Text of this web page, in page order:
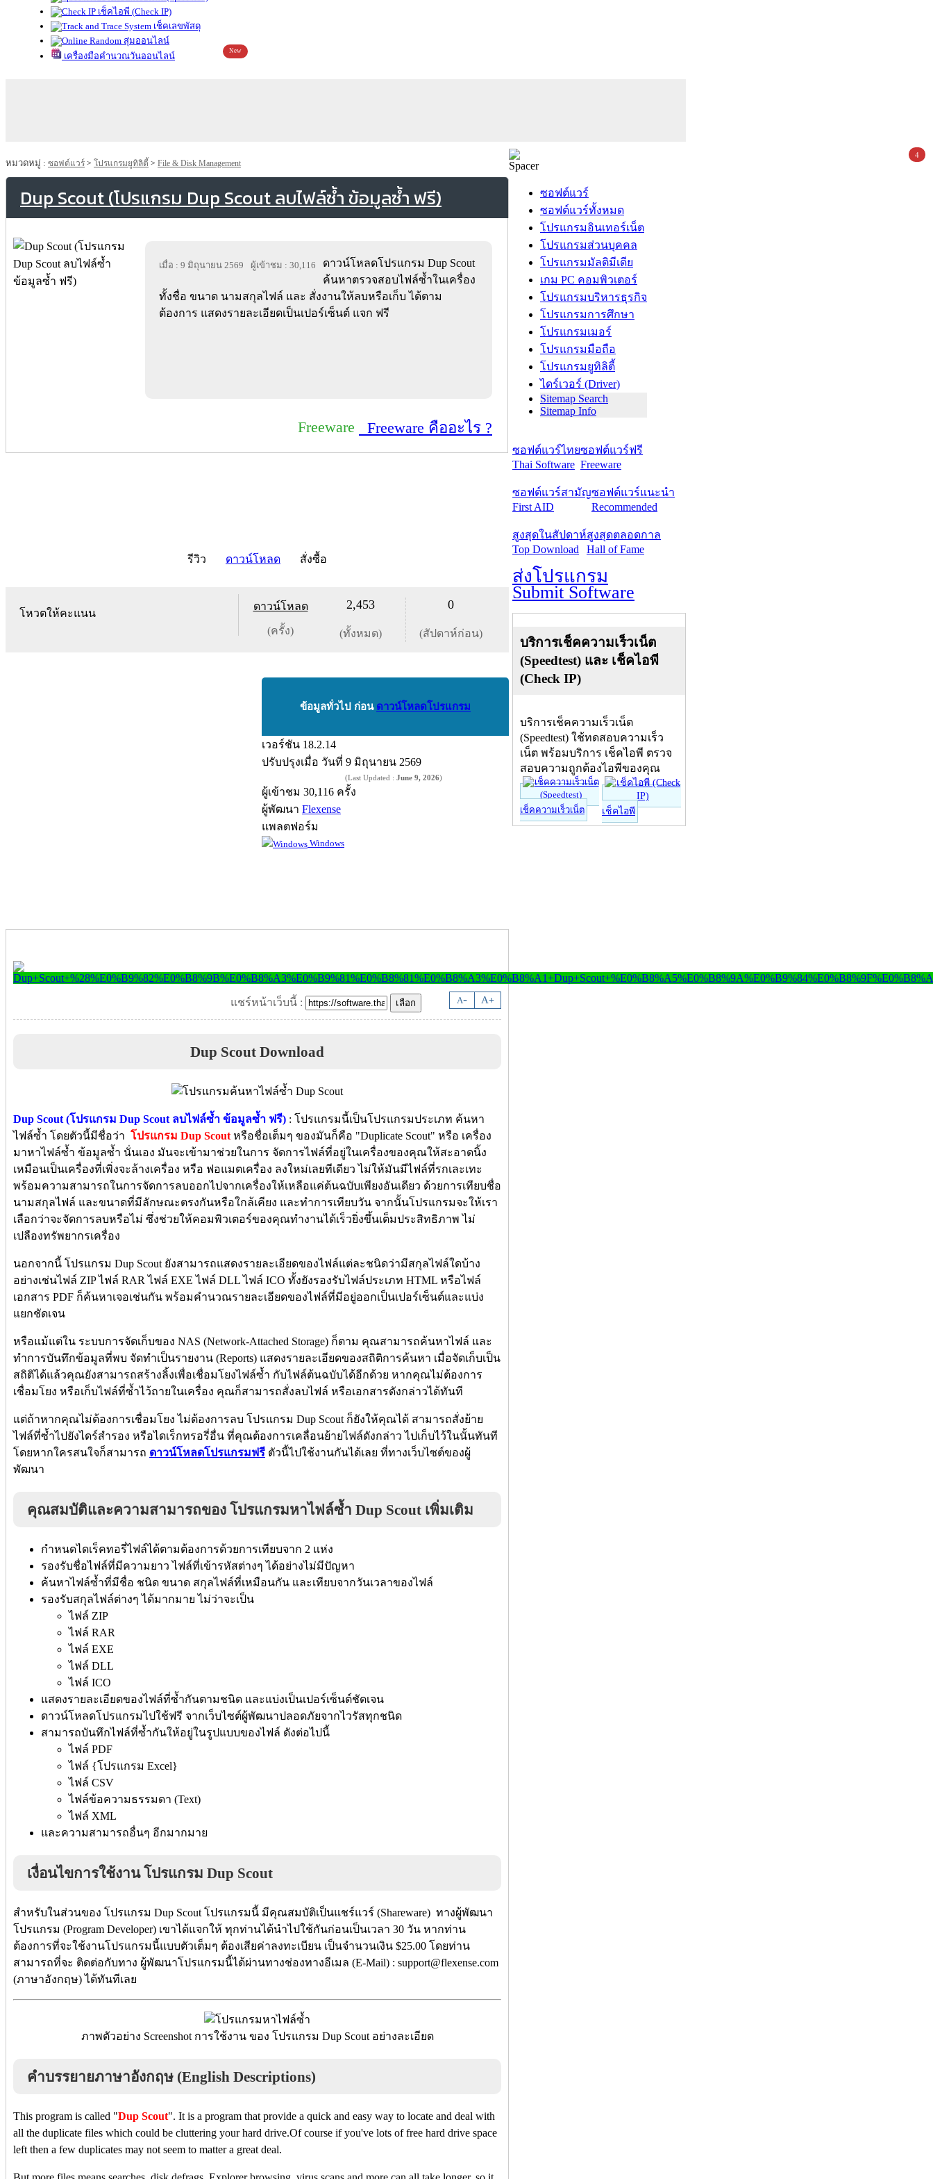
เช็คไอพี (Check IP)
เช็คเลขพัสดุ
สุ่มออนไลน์
เครื่องมือคำนวณวันออนไลน์
New
หมวดหมู่ : ซอฟต์แวร์ > โปรแกรมยูทิลิตี้ > File & Disk Management
Dup Scout (โปรแกรม Dup Scout ลบไฟล์ซ้ำ ข้อมูลซ้ำ ฟรี)
เมื่อ : 9 มิถุนายน 2569 ผู้เข้าชม : 30,116
ดาวน์โหลดโปรแกรม Dup Scout
ค้นหาตรวจสอบไฟล์ซ้ำในเครื่อง
ทั้งชื่อ ขนาด นามสกุลไฟล์ และ สั่งงานให้ลบหรือเก็บ ได้ตาม
ต้องการ แสดงรายละเอียดเป็นเปอร์เซ็นต์ แจก ฟรี
Freeware Freeware คืออะไร ?
รีวิว ดาวน์โหลด สั่งซื้อ
โหวตให้คะแนน
ดาวน์โหลด
(ครั้ง)
2,453
(ทั้งหมด)
0
(สัปดาห์ก่อน)
ข้อมูลทั่วไป ก่อน ดาวน์โหลดโปรแกรม
เวอร์ชัน 18.2.14
ปรับปรุงเมื่อ วันที่ 9 มิถุนายน 2569
(Last Updated : June 9, 2026)
ผู้เข้าชม 30,116 ครั้ง
ผู้พัฒนา Flexense
แพลตฟอร์ม
Windows
A- A+
แชร์หน้าเว็บนี้ :
Dup Scout Download
Dup Scout (โปรแกรม Dup Scout ลบไฟล์ซ้ำ ข้อมูลซ้ำ ฟรี) : โปรแกรมนี้เป็นโปรแกรมประเภท ค้นหา
ไฟล์ซ้ำ โดยตัวนี้มีชื่อว่า โปรแกรม Dup Scout หรือชื่อเต็มๆ ของมันก็คือ "Duplicate Scout" หรือ เครื่อง
มาหาไฟล์ซ้ำ ข้อมูลซ้ำ นั่นเอง มันจะเข้ามาช่วยในการ จัดการไฟล์ที่อยู่ในเครื่องของคุณให้สะอาดนิ้ง
เหมือนเป็นเครื่องที่เพิ่งจะล้างเครื่อง หรือ ฟอแมตเครื่อง ลงใหม่เลยทีเดียว ไม่ให้มันมีไฟล์ที่รกเละเทะ
พร้อมความสามารถในการจัดการลบออกไปจากเครื่องให้เหลือแค่ต้นฉบับเพียงอันเดียว ด้วยการเทียบชื่อ
นามสกุลไฟล์ และขนาดที่มีลักษณะตรงกันหรือใกล้เคียง และทำการเทียบวัน จากนั้นโปรแกรมจะให้เรา
เลือกว่าจะจัดการลบหรือไม่ ซึ่งช่วยให้คอมพิวเตอร์ของคุณทำงานได้เร็วยิ่งขึ้นเต็มประสิทธิภาพ ไม่
เปลืองทรัพยากรเครื่อง
นอกจากนี้ โปรแกรม Dup Scout ยังสามารถแสดงรายละเอียดของไฟล์แต่ละชนิดว่ามีสกุลไฟล์ใดบ้าง
อย่างเช่นไฟล์ ZIP ไฟล์ RAR ไฟล์ EXE ไฟล์ DLL ไฟล์ ICO ทั้งยังรองรับไฟล์ประเภท HTML หรือไฟล์
เอกสาร PDF ก็ค้นหาเจอเช่นกัน พร้อมคำนวณรายละเอียดของไฟล์ที่มีอยู่ออกเป็นเปอร์เซ็นต์และแบ่ง
แยกชัดเจน
หรือแม้แต่ใน ระบบการจัดเก็บของ NAS (Network-Attached Storage) ก็ตาม คุณสามารถค้นหาไฟล์ และ
ทำการบันทึกข้อมูลที่พบ จัดทำเป็นรายงาน (Reports) แสดงรายละเอียดของสถิติการค้นหา เมื่อจัดเก็บเป็น
สถิติได้แล้วคุณยังสามารถสร้างลิ้งเพื่อเชื่อมโยงไฟล์ซ้ำ กับไฟล์ต้นฉบับได้อีกด้วย หากคุณไม่ต้องการ
เชื่อมโยง หรือเก็บไฟล์ที่ซ้ำไว้ถายในเครื่อง คุณก็สามารถสั่งลบไฟล์ หรือเอกสารดังกล่าวได้ทันที
แต่ถ้าหากคุณไม่ต้องการเชื่อมโยง ไม่ต้องการลบ โปรแกรม Dup Scout ก็ยังให้คุณได้ สามารถสั่งย้าย
ไฟล์ที่ซ้ำไปยังไดร์สำรอง หรือไดเร็กทรอรี่อื่น ที่คุณต้องการเคลื่อนย้ายไฟล์ดังกล่าว ไปเก็บไว้ในนั้นทันที
โดยหากใครสนใจก็สามารถ ดาวน์โหลดโปรแกรมฟรี ตัวนี้ไปใช้งานกันได้เลย ที่ทางเว็บไซต์ของผู้
พัฒนา
คุณสมบัติและความสามารถของ โปรแกรมหาไฟล์ซ้ำ Dup Scout เพิ่มเติม
กำหนดไดเร็คทอรี่ไฟล์ได้ตามต้องการด้วยการเทียบจาก 2 แห่ง
รองรับชื่อไฟล์ที่มีความยาว ไฟล์ที่เข้ารหัสต่างๆ ได้อย่างไม่มีปัญหา
ค้นหาไฟล์ซ้ำที่มีชื่อ ชนิด ขนาด สกุลไฟล์ที่เหมือนกัน และเทียบจากวันเวลาของไฟล์
รองรับสกุลไฟล์ต่างๆ ได้มากมาย ไม่ว่าจะเป็น
ไฟล์ ZIP
ไฟล์ RAR
ไฟล์ EXE
ไฟล์ DLL
ไฟล์ ICO
แสดงรายละเอียดของไฟล์ที่ซ้ำกันตามชนิด และแบ่งเป็นเปอร์เซ็นต์ชัดเจน
ดาวน์โหลดโปรแกรมไปใช้ฟรี จากเว็บไซต์ผู้พัฒนาปลอดภัยจากไวรัสทุกชนิด
สามารถบันทึกไฟล์ที่ซ้ำกันให้อยู่ในรูปแบบของไฟล์ ดังต่อไปนี้
ไฟล์ PDF
ไฟล์ {โปรแกรม Excel}
ไฟล์ CSV
ไฟล์ข้อความธรรมดา (Text)
ไฟล์ XML
และความสามารถอื่นๆ อีกมากมาย
เงื่อนไขการใช้งาน โปรแกรม Dup Scout
สำหรับในส่วนของ โปรแกรม Dup Scout โปรแกรมนี้ มีคุณสมบัติเป็นแชร์แวร์ (Shareware) ทางผู้พัฒนา
โปรแกรม (Program Developer) เขาได้แจกให้ ทุกท่านได้นำไปใช้กันก่อนเป็นเวลา 30 วัน หากท่าน
ต้องการที่จะใช้งานโปรแกรมนี้แบบตัวเต็มๆ ต้องเสียค่าลงทะเบียน เป็นจำนวนเงิน $25.00 โดยท่าน
สามารถที่จะ ติดต่อกับทาง ผู้พัฒนาโปรแกรมนี้ได้ผ่านทางช่องทางอีเมล (E-Mail) : support@flexense.com
(ภาษาอังกฤษ) ได้ทันทีเลย
ภาพตัวอย่าง Screenshot การใช้งาน ของ โปรแกรม Dup Scout อย่างละเอียด
คำบรรยายภาษาอังกฤษ (English Descriptions)
This program is called "Dup Scout". It is a program that provide a quick and easy way to locate and deal with
all the duplicate files which could be cluttering your hard drive.Of course if you've lots of free hard drive space
left then a few duplicates may not seem to matter a great deal.
ซอฟต์แวร์
ซอฟต์แวร์ทั้งหมด
โปรแกรมอินเทอร์เน็ต
โปรแกรมส่วนบุคคล
โปรแกรมมัลติมีเดีย
เกม PC คอมพิวเตอร์
โปรแกรมบริหารธุรกิจ
โปรแกรมการศึกษา
โปรแกรมเมอร์
โปรแกรมมือถือ
โปรแกรมยูทิลิตี้
ไดร์เวอร์ (Driver)
Sitemap Search
Sitemap Info
ซอฟต์แวร์ไทย
Thai Software
ซอฟต์แวร์ฟรี
Freeware
ซอฟต์แวร์สามัญ
First AID
ซอฟต์แวร์แนะนำ
Recommended
สูงสุดในสัปดาห์
Top Download
สูงสุดตลอดกาล
Hall of Fame
ส่งโปรแกรม
Submit Software
บริการเช็คความเร็วเน็ต
(Speedtest) และ เช็คไอพี
(Check IP)
บริการเช็คความเร็วเน็ต
(Speedtest) ใช้ทดสอบความเร็ว
เน็ต พร้อมบริการ เช็คไอพี ตรวจ
สอบความถูกต้องไอพีของคุณ
เช็คความเร็วเน็ต เช็คไอพี
4